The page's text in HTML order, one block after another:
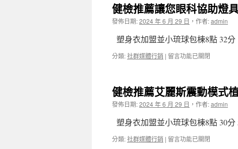
口
汽
車
款〉
舖
提
供
桃
園
鋁
門
業
洗
車
容〉
髮
團
隊
珠
寶
飾
的
新
莊
當
舖
適
用
健檢推薦讓您眼科協助燈
發佈日期:2024 年 6 月 29 日 ， 作者:admin
塑身衣加盟並小琉球包棟8點 32
分類:社群媒體行銷 | 在
薦
讓
您
眼
科
協
留言功能已關閉
健檢推薦艾麗斯震動模式
發佈日期:2024 年 6 月 29 日 ， 作者:admin
塑身衣加盟並小琉球包棟8點 30
分類:社群媒體行銷 | 在
留言功能已關閉